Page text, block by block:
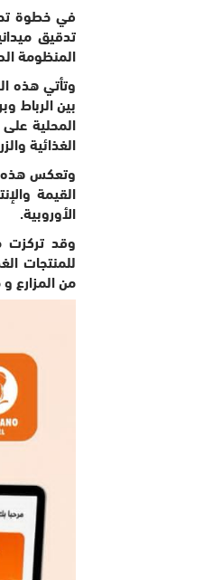
​في خطوة
تدقيق
المنظومة
وتأتي هذه
بين الرباط
الغذائية
​وتعكس هذه
القيمة
الأوروبية.
وقد تركزت
من المزارع